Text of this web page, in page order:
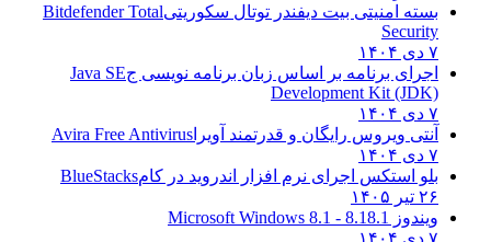
بسته امنیتی بیت دیفندر توتال سکوریتیBitdefender Total
Security
۷ دی ۱۴۰۴
اجرای برنامه بر اساس زبان برنامه نویسی جJava SE
Development Kit (JDK)
۷ دی ۱۴۰۴
آنتی ویروس رایگان و قدرتمند آویرا Avira Free Antivirus
۷ دی ۱۴۰۴
بلو استکس اجرای نرم افزار اندروید در کامBlueStacks
۲۶ تیر ۱۴۰۵
ویندوز 8.1
8.1 - Microsoft Windows 8.1